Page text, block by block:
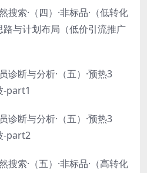
搜索·（四）·非标品·（低转化
与计划布局（低价引流推广
诊断与分析·（五）·预热3
-part1
诊断与分析·（五）·预热3
-part2
搜索·（五）·非标品·（高转化